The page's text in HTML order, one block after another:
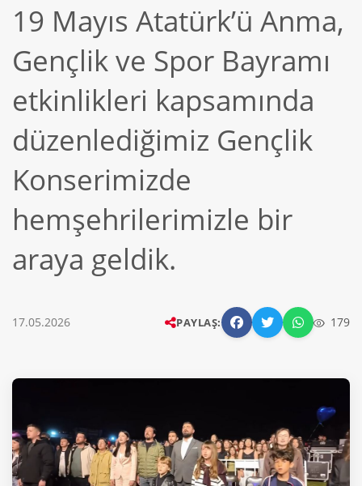
19 Mayıs Atatürk’ü Anma,
Gençlik ve Spor Bayramı
etkinlikleri kapsamında
düzenlediğimiz Gençlik
Konserimizde
hemşehrilerimizle bir
araya geldik.
17.05.2026 PAYLAŞ: 179